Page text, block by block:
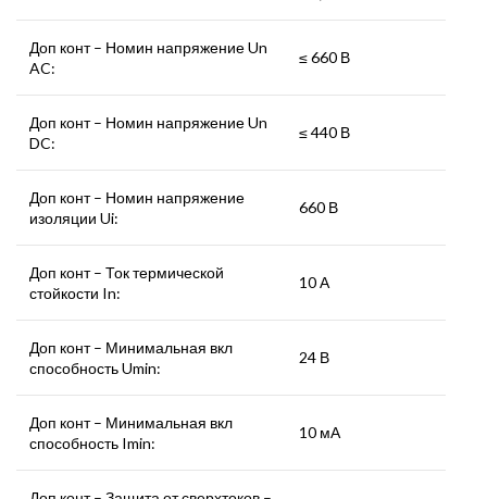
Доп конт – Номин напряжение Un
AC:
≤ 660 В
Доп конт – Номин напряжение Un
DC:
≤ 440 В
Доп конт – Номин напряжение
изоляции Ui:
660 В
Доп конт – Ток термической
стойкости In:
10 А
Доп конт – Минимальная вкл
способность Umin:
24 В
Доп конт – Минимальная вкл
способность Imin:
10 мА